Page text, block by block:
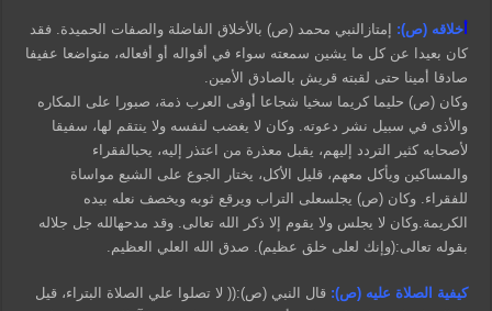
أخلاقه (ص):
إمتازالنبي محمد (ص) بالأخلاق الفاضلة والصفات الحميدة. فقد
كان بعيدا عن كل ما يشين سمعته سواء في أقواله أو أفعاله، متواضعا عفيفا
صادقا أمينا حتى لقبته قريش بالصادق الأمين.
وكان (ص) حليما كريما سخيا شجاعا أوفى العرب ذمة، صبورا على المكاره
والأذى في سبيل نشر دعوته. وكان لا يغضب لنفسه ولا ينتقم لها، سفيقا
لأصحابه كثير التردد إليهم، يقبل معذرة من اعتذر إليه، يحبالفقراء
والمساكين ويأكل معهم، قليل الأكل، يختار الجوع على الشبع مواساة
للفقراء. وكان (ص) يجلسعلى التراب ويرقع ثوبه ويخصف نعله بيده
الكريمة.وكان لا يجلس ولا يقوم إلا ذكر الله تعالى. وقد مدحهالله جل جلاله
بقوله تعالى:(وإنك لعلى خلق عظيم). صدق الله العلي العظيم.
كيفية الصلاة عليه (ص): قال النبي (ص):(( لا تصلوا علي الصلاة البتراء، قيل